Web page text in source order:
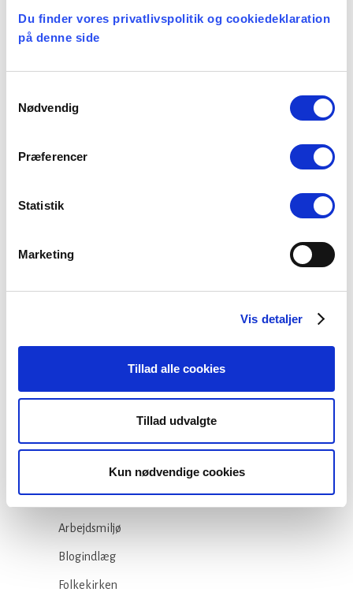
Du finder vores privatlivspolitik og cookiedeklaration
på denne side
Nødvendig
Præferencer
Statistik
Marketing
Vis detaljer
Tillad alle cookies
Tillad udvalgte
Kun nødvendige cookies
Præsteforeningen
Seneste nyheder
Et lille fald i ansøgere til
Kategorier
Arbejdsmiljø
Blogindlæg
Folkekirken